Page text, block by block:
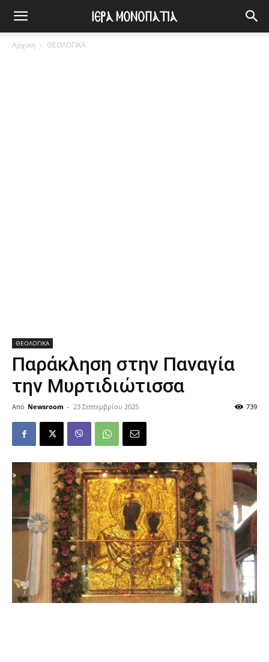
Αρχική ΘΕΟΛΟΓΙΚΑ
ΘΕΟΛΟΓΙΚΑ
Παράκληση στην Παναγία
την Μυρτιδιώτισσα
Από Newsroom - 23 Σεπτεμβρίου 2025 739